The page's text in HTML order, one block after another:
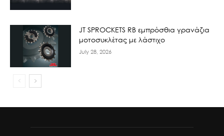
JT SPROCKETS RB εμπρόσθια γρανάζια
μοτοσυκλέτας με λάστιχο
July 28, 2026